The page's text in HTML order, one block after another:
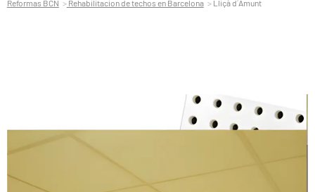
Reformas BCN Rehabilitacion de techos en Barcelona Lliçà d´Amunt